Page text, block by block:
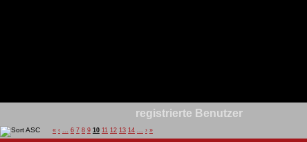
registrierte Benutzer
« ‹ ... 6 7 8 9 10 11 12 13 14 ... › »